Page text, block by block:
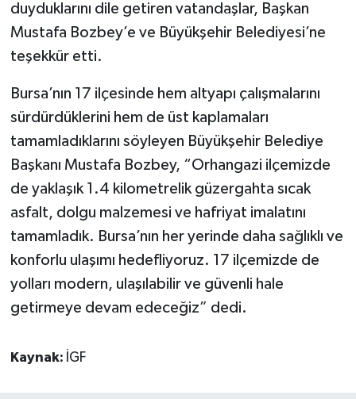
duyduklarını dile getiren vatandaşlar, Başkan
Mustafa Bozbey’e ve Büyükşehir Belediyesi’ne
teşekkür etti.
Bursa’nın 17 ilçesinde hem altyapı çalışmalarını
sürdürdüklerini hem de üst kaplamaları
tamamladıklarını söyleyen Büyükşehir Belediye
Başkanı Mustafa Bozbey, “Orhangazi ilçemizde
de yaklaşık 1.4 kilometrelik güzergahta sıcak
asfalt, dolgu malzemesi ve hafriyat imalatını
tamamladık. Bursa’nın her yerinde daha sağlıklı ve
konforlu ulaşımı hedefliyoruz. 17 ilçemizde de
yolları modern, ulaşılabilir ve güvenli hale
getirmeye devam edeceğiz” dedi.
Kaynak: İGF